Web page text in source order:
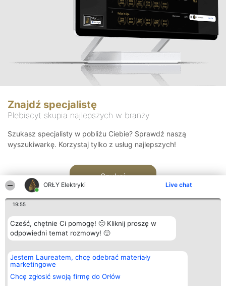
ORŁY Elektryki Live chat
19:55
Cześć, chętnie Ci pomogę! 🙂 Kliknij proszę w
odpowiedni temat rozmowy! 🙂
Jestem Laureatem, chcę odebrać materiały
marketingowe
Chcę zgłosić swoją firmę do Orłów
Znajdź specjalistę
Plebiscyt skupia najlepszych w branży
Szukasz specjalisty w pobliżu Ciebie? Sprawdź naszą
wyszukiwarkę. Korzystaj tylko z usług najlepszych!
Szukaj
Organizator plebiscytu
Bright Side Solutions sp. z o.
o. sp. k.
ul. Ruska 22
Wrocław 50-079
Plebiscyt
Laureaci
wszystkich
Laureatów
Kontakt
Kontakt